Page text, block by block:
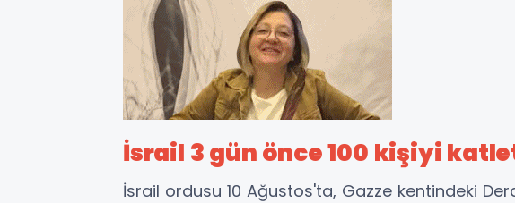
İsrail 3 gün önce 100 kişiyi
İsrail ordusu 10 Ağustos'ta, Gazze kentindeki